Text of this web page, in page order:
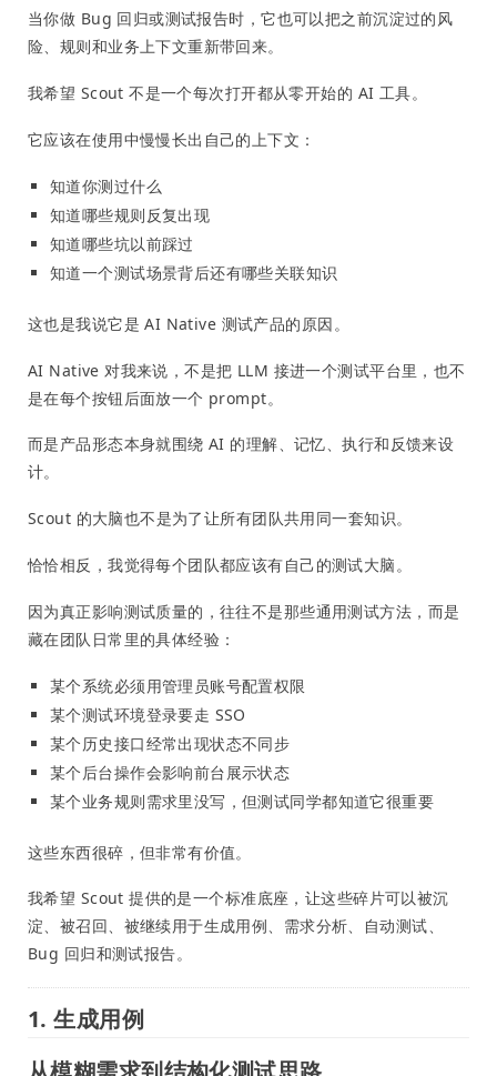
当你做 Bug 回归或测试报告时，它也可以把之前沉淀过的风
险、规则和业务上下文重新带回来。
我希望 Scout 不是一个每次打开都从零开始的 AI 工具。
它应该在使用中慢慢长出自己的上下文：
知道你测过什么
知道哪些规则反复出现
知道哪些坑以前踩过
知道一个测试场景背后还有哪些关联知识
这也是我说它是 AI Native 测试产品的原因。
AI Native 对我来说，不是把 LLM 接进一个测试平台里，也不
是在每个按钮后面放一个 prompt。
而是产品形态本身就围绕 AI 的理解、记忆、执行和反馈来设
计。
Scout 的大脑也不是为了让所有团队共用同一套知识。
恰恰相反，我觉得每个团队都应该有自己的测试大脑。
因为真正影响测试质量的，往往不是那些通用测试方法，而是
藏在团队日常里的具体经验：
某个系统必须用管理员账号配置权限
某个测试环境登录要走 SSO
某个历史接口经常出现状态不同步
某个后台操作会影响前台展示状态
某个业务规则需求里没写，但测试同学都知道它很重要
这些东西很碎，但非常有价值。
我希望 Scout 提供的是一个标准底座，让这些碎片可以被沉
淀、被召回、被继续用于生成用例、需求分析、自动测试、
Bug 回归和测试报告。
1. 生成用例